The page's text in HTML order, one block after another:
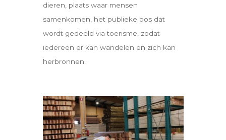
dieren, plaats waar mensen
samenkomen, het publieke bos dat
wordt gedeeld via toerisme, zodat
iedereen er kan wandelen en zich kan
herbronnen.